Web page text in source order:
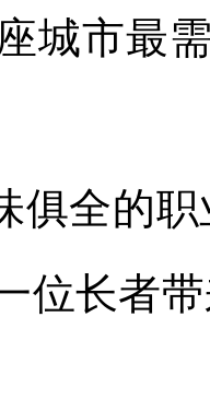
城市最
俱全的
位长者